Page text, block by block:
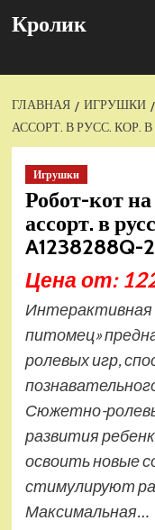
Кролик
ГЛАВНАЯ ИГРУШКИ
АССОРТ. В РУСС. КОР. В
Игрушки
Робот-кот
ассорт. в
A1238288Q-
Цена от:
питомец»
ролевых игр,
Сюжетно-
развития
освоить новые
стимулируют
Максимальная…